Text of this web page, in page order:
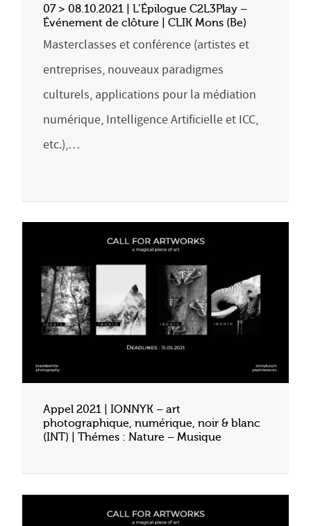
07 > 08.10.2021 | L’Épilogue C2L3Play –
Événement de clôture | CLIK Mons (Be)
Masterclasses et conférence (artistes et
entreprises, nouveaux paradigmes
culturels, applications pour la médiation
numérique, Intelligence Artificielle et ICC,
etc.),…
Appel 2021 | IONNYK – art
photographique, numérique, noir & blanc
(INT) | Thémes : Nature – Musique